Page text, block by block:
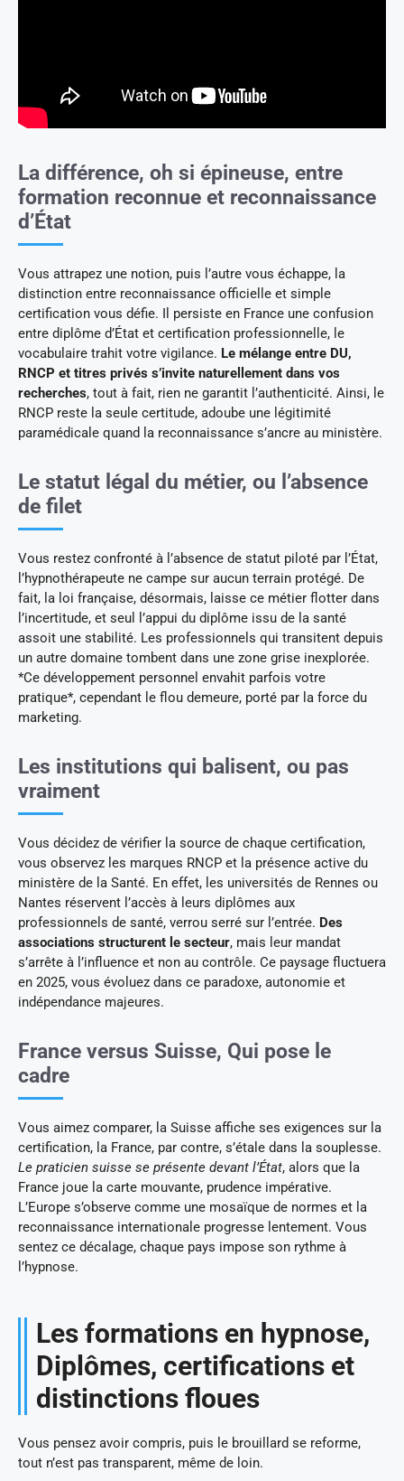
La différence, oh si épineuse, entre
formation reconnue et reconnaissance
d’État
Vous attrapez une notion, puis l’autre vous échappe, la
distinction entre reconnaissance officielle et simple
certification vous défie. Il persiste en France une confusion
entre diplôme d’État et certification professionnelle, le
vocabulaire trahit votre vigilance. Le mélange entre DU,
RNCP et titres privés s’invite naturellement dans vos
recherches, tout à fait, rien ne garantit l’authenticité. Ainsi, le
RNCP reste la seule certitude, adoube une légitimité
paramédicale quand la reconnaissance s’ancre au ministère.
Le statut légal du métier, ou l’absence
de filet
Vous restez confronté à l’absence de statut piloté par l’État,
l’hypnothérapeute ne campe sur aucun terrain protégé. De
fait, la loi française, désormais, laisse ce métier flotter dans
l’incertitude, et seul l’appui du diplôme issu de la santé
assoit une stabilité. Les professionnels qui transitent depuis
un autre domaine tombent dans une zone grise inexplorée.
*Ce développement personnel envahit parfois votre
pratique*, cependant le flou demeure, porté par la force du
marketing.
Les institutions qui balisent, ou pas
vraiment
Vous décidez de vérifier la source de chaque certification,
vous observez les marques RNCP et la présence active du
ministère de la Santé. En effet, les universités de Rennes ou
Nantes réservent l’accès à leurs diplômes aux
professionnels de santé, verrou serré sur l’entrée. Des
associations structurent le secteur, mais leur mandat
s’arrête à l’influence et non au contrôle. Ce paysage fluctuera
en 2025, vous évoluez dans ce paradoxe, autonomie et
indépendance majeures.
France versus Suisse, Qui pose le
cadre
Vous aimez comparer, la Suisse affiche ses exigences sur la
certification, la France, par contre, s’étale dans la souplesse.
Le praticien suisse se présente devant l’État, alors que la
France joue la carte mouvante, prudence impérative.
L’Europe s’observe comme une mosaïque de normes et la
reconnaissance internationale progresse lentement. Vous
sentez ce décalage, chaque pays impose son rythme à
l’hypnose.
Les formations en hypnose,
Diplômes, certifications et
distinctions floues
Vous pensez avoir compris, puis le brouillard se reforme,
tout n’est pas transparent, même de loin.